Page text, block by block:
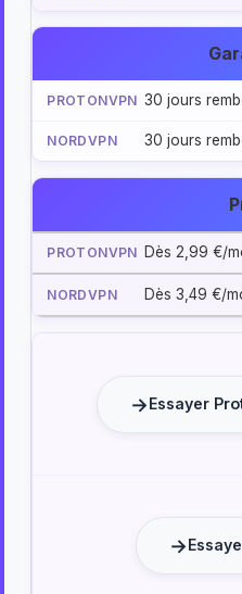
30 jours
30 jours
Dès 2,99 €/
Dès 3,49 €/
Essayer